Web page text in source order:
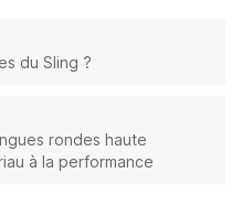
du Sling ?
rondes haute
à la performance